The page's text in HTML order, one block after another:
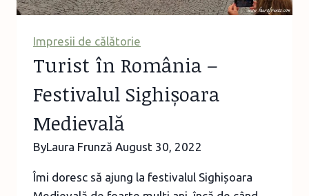
Impresii de călătorie
Turist în România –
Festivalul Sighișoara
Medievală
ByLaura Frunză August 30, 2022
Îmi doresc să ajung la festivalul Sighișoara